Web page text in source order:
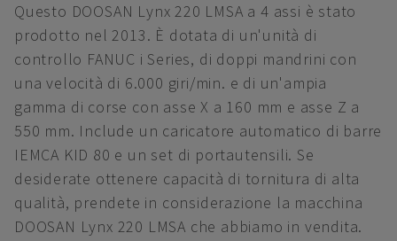
Questo DOOSAN Lynx 220 LMSA a 4 assi è stato
prodotto nel 2013. È dotata di un'unità di
controllo FANUC i Series, di doppi mandrini con
una velocità di 6.000 giri/min. e di un'ampia
gamma di corse con asse X a 160 mm e asse Z a
550 mm. Include un caricatore automatico di barre
IEMCA KID 80 e un set di portautensili. Se
desiderate ottenere capacità di tornitura di alta
qualità, prendete in considerazione la macchina
DOOSAN Lynx 220 LMSA che abbiamo in vendita.